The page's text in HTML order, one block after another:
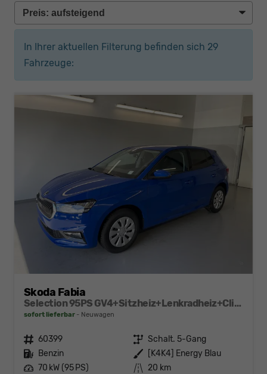
In Ihrer aktuellen Filterung befinden sich 29
Fahrzeuge:
Skoda Fabia
Selection 95PS GV4+Sitzheiz+Lenkradheiz+Climatronic+Sunset+AppConnect+PDC
sofort lieferbar Neuwagen
Fahrzeugnr. 60399 Getriebe Schalt. 5-Gang
Kraftstoff Benzin Außenfarbe
[K4K4] Energy Blau
Leistung 70 kW (95 PS) Kilometerstand 20 km